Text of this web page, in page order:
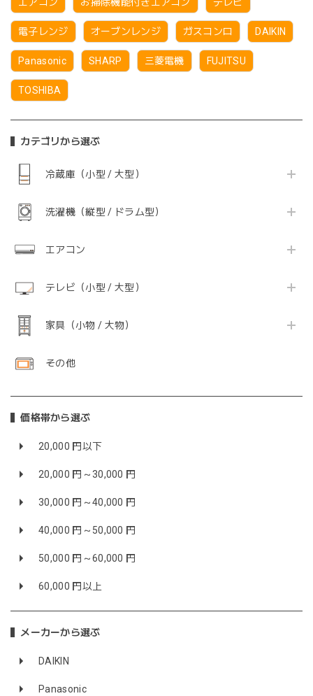
電子レンジ オーブンレンジ ガスコンロ DAIKIN
Panasonic SHARP 三菱電機 FUJITSU
TOSHIBA
カテゴリから選ぶ
冷蔵庫（小型 / 大型）
洗濯機（縦型 / ドラム型）
エアコン
テレビ（小型 / 大型）
家具（小物 / 大物）
その他
価格帯から選ぶ
20,000 円以下
20,000 円～30,000 円
30,000 円～40,000 円
40,000 円～50,000 円
50,000 円～60,000 円
60,000 円以上
メーカーから選ぶ
DAIKIN
Panasonic